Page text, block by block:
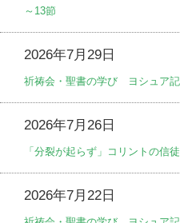
～13節
2026年7月29日
祈祷会・聖書の学び ヨシュア
2026年7月26日
「分裂が起らず」コリントの信
2026年7月22日